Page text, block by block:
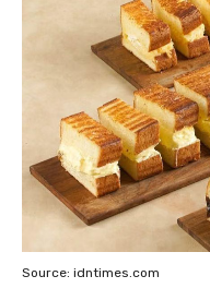
Source: idntimes.com